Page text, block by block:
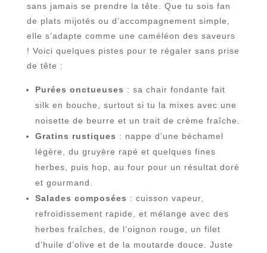
sans jamais se prendre la tête. Que tu sois fan
de plats mijotés ou d’accompagnement simple,
elle s’adapte comme une caméléon des saveurs
! Voici quelques pistes pour te régaler sans prise
de tête :
Purées onctueuses : sa chair fondante fait
silk en bouche, surtout si tu la mixes avec une
noisette de beurre et un trait de crème fraîche.
Gratins rustiques : nappe d’une béchamel
légère, du gruyère rapé et quelques fines
herbes, puis hop, au four pour un résultat doré
et gourmand.
Salades composées : cuisson vapeur,
refroidissement rapide, et mélange avec des
herbes fraîches, de l’oignon rouge, un filet
d’huile d’olive et de la moutarde douce. Juste